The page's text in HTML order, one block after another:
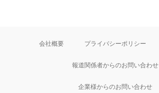
会社概要 プライバシーポリシー
報道関係者からのお問い合わせ
企業様からのお問い合わせ